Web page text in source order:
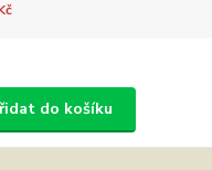
do košíku